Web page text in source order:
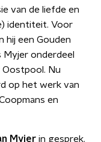
van de liefde en
identiteit. Voor
hij een Gouden
onderdeel
Nu
op het werk van
en
Myjer in gesprek.